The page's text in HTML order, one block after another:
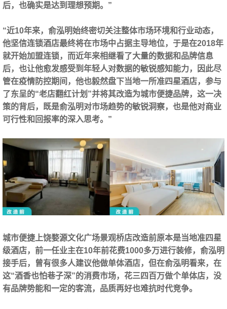
后，也确实是达到理想预期。”
“近10年来，俞泓明始终密切关注整体市场环境和行业动态，
他坚信连锁酒店最终将在市场中占据主导地位，于是在2018年
就开始加盟连锁，而近年来相继看了大量的数据和品牌信息
后，也让他愈发感受到年轻人对数据的敏锐感知能力，因此尽
管在疫情防控期间，他也毅然盘下当地一所准四星酒店，参与
了东呈的“老店翻红计划”并将其改造为城市便捷品牌，这一决
策的背后，既是俞泓明对市场趋势的敏锐洞察，也是他对商业
可行性和回报率的深入思考。”
城市便捷上饶婺源文化广场景观桥店改造前原本是当地准四星
级酒店，前一任业主在10年前花费1000多万进行装修，俞泓明
接手后，曾有很多人建议他做单体酒店，但在俞泓明看来，在
这“酒香也怕巷子深”的消费市场，花三四百万做个单体店，没
有品牌势能和一定的客流，品质再好也难抗时代竞争。